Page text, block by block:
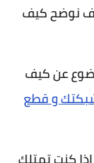
نوضح كيف
عن كيف
و قطع